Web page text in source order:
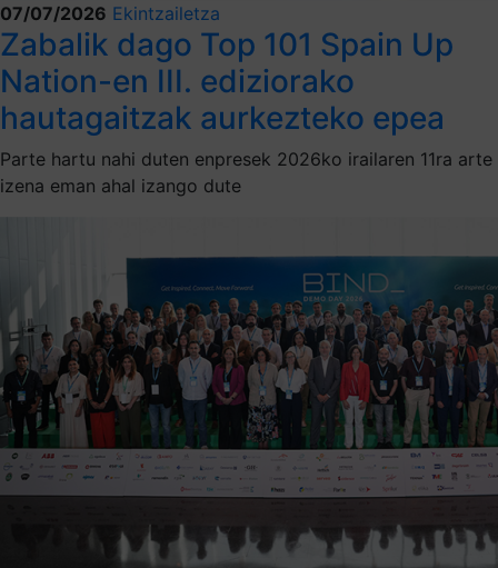
07/07/2026 Ekintzailetza
Zabalik dago Top 101 Spain Up
Nation-en III. ediziorako
hautagaitzak aurkezteko epea
Parte hartu nahi duten enpresek 2026ko irailaren 11ra arte
izena eman ahal izango dute